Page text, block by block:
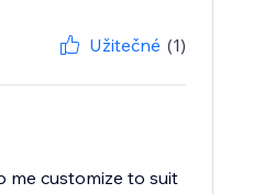
Užitečné (1)
me customize to suit